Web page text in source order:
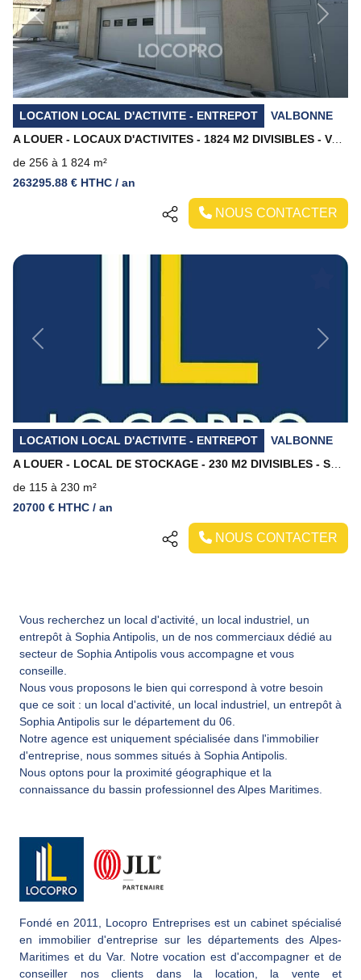
Previous Next
LOCATION LOCAL D'ACTIVITE - ENTREPOT
VALBONNE
A LOUER - LOCAUX D'ACTIVITES - 1824 M2 DIVISIBLES - VALBONNE
de 256 à 1 824 m²
263295.88 € HTHC / an
NOUS CONTACTER
Previous Next
LOCATION LOCAL D'ACTIVITE - ENTREPOT
VALBONNE
de 115 à 230 m²
20700 € HTHC / an
NOUS CONTACTER
Vous recherchez un local d'activité, un local industriel, un
entrepôt à Sophia Antipolis, un de nos commerciaux dédié au
secteur de Sophia Antipolis vous accompagne et vous
conseille.
Nous vous proposons le bien qui correspond à votre besoin
que ce soit : un local d'activité, un local industriel, un entrepôt à
Sophia Antipolis sur le département du 06.
Notre agence est uniquement spécialisée dans l'immobilier
d'entreprise, nous sommes situés à Sophia Antipolis.
Nous optons pour la proximité géographique et la
connaissance du bassin professionnel des Alpes Maritimes.
Fondé en 2011, Locopro Entreprises est un cabinet spécialisé
en immobilier d'entreprise sur les départements des Alpes-
Maritimes et du Var. Notre vocation est d'accompagner et de
conseiller nos clients dans la location, la vente et